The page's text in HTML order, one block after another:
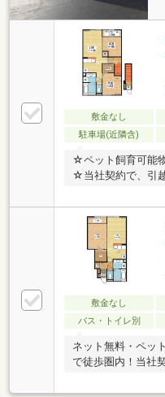
敷金なし
駐車場(近隣含)
☆ペット飼育可能
☆当社契約で、引
敷金なし
バス・トイレ別
ネット無料・ペッ
で徒歩圏内！当社